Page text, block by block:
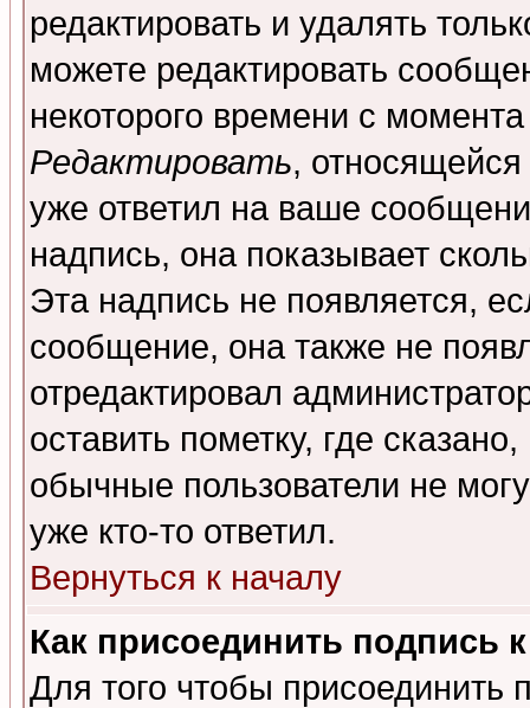
редактировать и удалять
можете редактировать
некоторого времени с
Редактировать,
уже ответил на ваше
надпись, она показывает
Эта надпись не появляется,
сообщение, она также не
отредактировал
оставить пометку, где
обычные пользователи не
уже кто-то ответил.
Вернуться к началу
Как присоединить подпись
Для того чтобы присоединить